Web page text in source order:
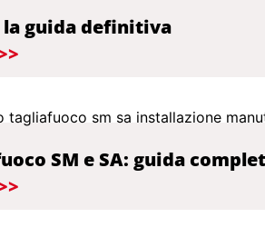
la guida definitiva
SM e SA: guida